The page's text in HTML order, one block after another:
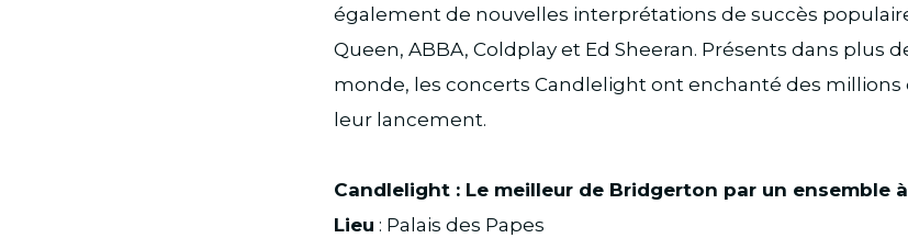
également de nouvelles interprétations de succès
Queen, ABBA, Coldplay et Ed Sheeran. Présents dans plus
monde, les concerts Candlelight ont enchanté des
leur lancement.
Candlelight : Le meilleur de Bridgerton par un ensemble
Lieu : Palais des Papes